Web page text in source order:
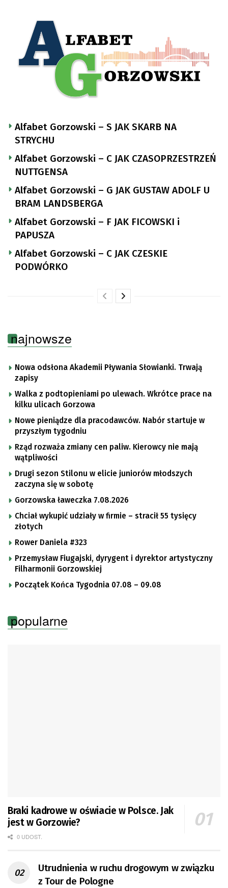
Alfabet Gorzowski – S JAK SKARB NA
STRYCHU
Alfabet Gorzowski – C JAK CZASOPRZESTRZEŃ
NUTTGENSA
Alfabet Gorzowski – G JAK GUSTAW ADOLF U
BRAM LANDSBERGA
Alfabet Gorzowski – F JAK FICOWSKI i
PAPUSZA
Alfabet Gorzowski – C JAK CZESKIE
PODWÓRKO
najnowsze
Nowa odsłona Akademii Pływania Słowianki. Trwają
zapisy
Walka z podtopieniami po ulewach. Wkrótce prace na
kilku ulicach Gorzowa
Nowe pieniądze dla pracodawców. Nabór startuje w
przyszłym tygodniu
Rząd rozważa zmiany cen paliw. Kierowcy nie mają
wątpliwości
Drugi sezon Stilonu w elicie juniorów młodszych
zaczyna się w sobotę
Gorzowska ławeczka 7.08.2026
Chciał wykupić udziały w firmie – stracił 55 tysięcy
złotych
Rower Daniela #323
Przemysław Fiugajski, dyrygent i dyrektor artystyczny
Filharmonii Gorzowskiej
Początek Końca Tygodnia 07.08 – 09.08
popularne
Braki kadrowe w oświacie w Polsce. Jak
jest w Gorzowie?
0 UDOST.
Utrudnienia w ruchu drogowym w związku
z Tour de Pologne